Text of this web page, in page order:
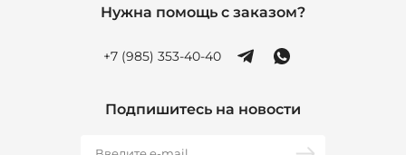
Нужна помощь с заказом?
+7 (985) 353-40-40
Подпишитесь на новости